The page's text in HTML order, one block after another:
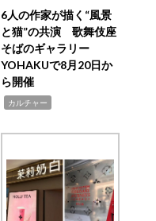
6人の作家が描く“風景
と猫”の共演 歌舞伎座
そばのギャラリー
YOHAKUで8月20日か
ら開催
カルチャー